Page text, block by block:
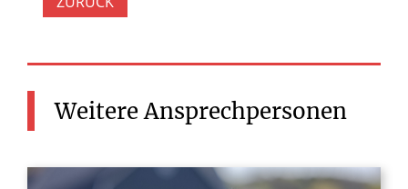
Weitere Ansprechpersonen